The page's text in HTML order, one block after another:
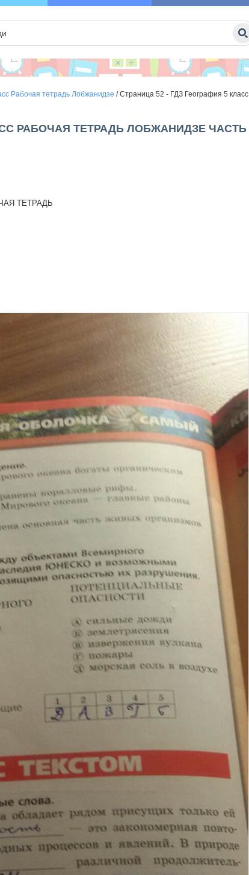
Рабочая тетрадь Лобжанидзе /Страница 52 - ГДЗ География 5 класс
РАБОЧАЯ ТЕТРАДЬ ЛОБЖАНИДЗЕ ЧАСТЬ
ТЕТРАДЬ